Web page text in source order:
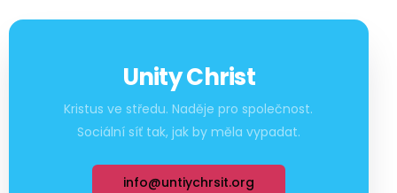
Unity Christ
Kristus ve středu. Naděje pro společnost.
Sociální síť tak, jak by měla vypadat.
info@untiychrsit.org